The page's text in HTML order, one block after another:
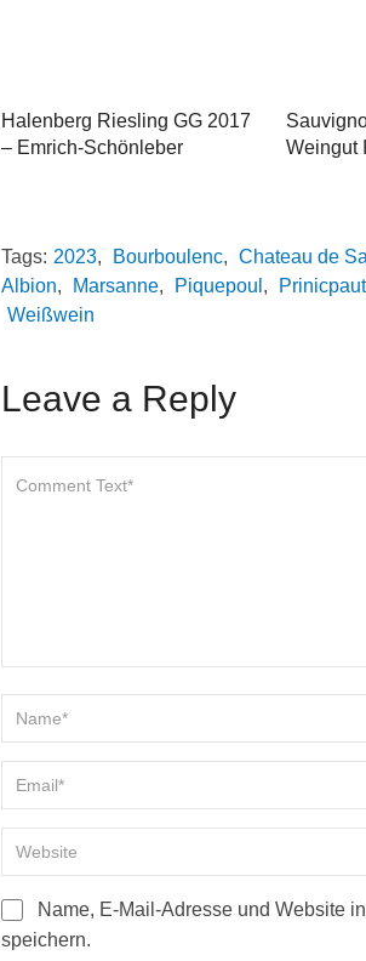
Halenberg Riesling GG 2017
– Emrich-Schönleber
Weingut
Tags: 2023, Bourboulenc, Chateau de
Albion, Marsanne, Piquepoul ,
Weißwein
Leave a Reply
Name, E-Mail-Adresse und Website
speichern.